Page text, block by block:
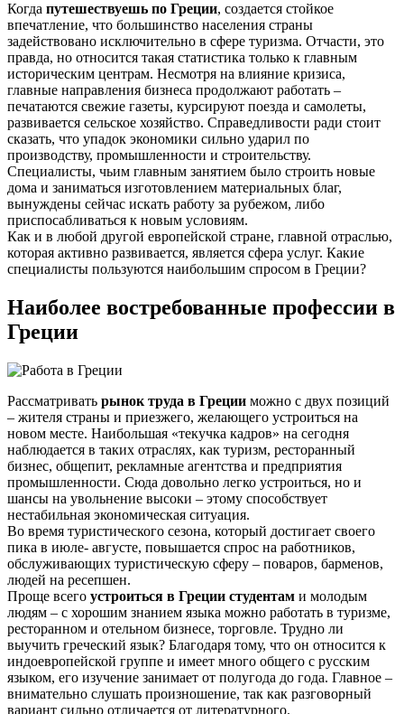
Когда путешествуешь по Греции, создается стойкое
впечатление, что большинство населения страны
задействовано исключительно в сфере туризма. Отчасти, это
правда, но относится такая статистика только к главным
историческим центрам. Несмотря на влияние кризиса,
главные направления бизнеса продолжают работать –
печатаются свежие газеты, курсируют поезда и самолеты,
развивается сельское хозяйство. Справедливости ради стоит
сказать, что упадок экономики сильно ударил по
производству, промышленности и строительству.
Специалисты, чьим главным занятием было строить новые
дома и заниматься изготовлением материальных благ,
вынуждены сейчас искать работу за рубежом, либо
приспосабливаться к новым условиям.
Как и в любой другой европейской стране, главной отраслью,
которая активно развивается, является сфера услуг. Какие
специалисты пользуются наибольшим спросом в Греции?
Наиболее востребованные профессии в
Греции
Рассматривать рынок труда в Греции можно с двух позиций
– жителя страны и приезжего, желающего устроиться на
новом месте. Наибольшая «текучка кадров» на сегодня
наблюдается в таких отраслях, как туризм, ресторанный
бизнес, общепит, рекламные агентства и предприятия
промышленности. Сюда довольно легко устроиться, но и
шансы на увольнение высоки – этому способствует
нестабильная экономическая ситуация.
Во время туристического сезона, который достигает своего
пика в июле- августе, повышается спрос на работников,
обслуживающих туристическую сферу – поваров, барменов,
людей на ресепшен.
Проще всего устроиться в Греции студентам и молодым
людям – с хорошим знанием языка можно работать в туризме,
ресторанном и отельном бизнесе, торговле. Трудно ли
выучить греческий язык? Благодаря тому, что он относится к
индоевропейской группе и имеет много общего с русским
языком, его изучение занимает от полугода до года. Главное –
внимательно слушать произношение, так как разговорный
вариант сильно отличается от литературного.